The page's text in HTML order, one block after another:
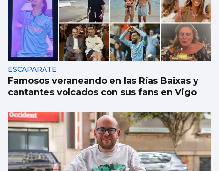
ESCAPARATE
Famosos veraneando en las Rías Baixas y
cantantes volcados con sus fans en Vigo